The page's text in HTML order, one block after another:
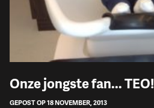
Onze jongste fan... TEO!
GEPOST OP 18 NOVEMBER, 2013